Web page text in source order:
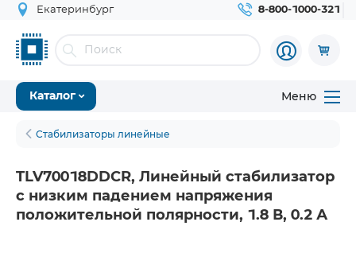
Екатеринбург 8-800-1000-321
Каталог Меню
Стабилизаторы линейные
TLV70018DDCR, Линейный стабилизатор
с низким падением напряжения
положительной полярности, 1.8 В, 0.2 А